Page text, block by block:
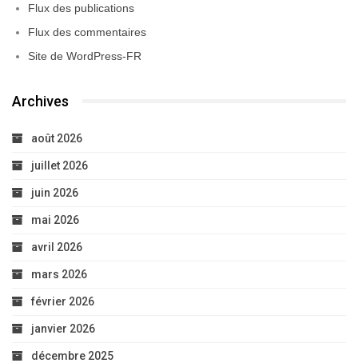
Flux des publications
Flux des commentaires
Site de WordPress-FR
Archives
août 2026
juillet 2026
juin 2026
mai 2026
avril 2026
mars 2026
février 2026
janvier 2026
décembre 2025